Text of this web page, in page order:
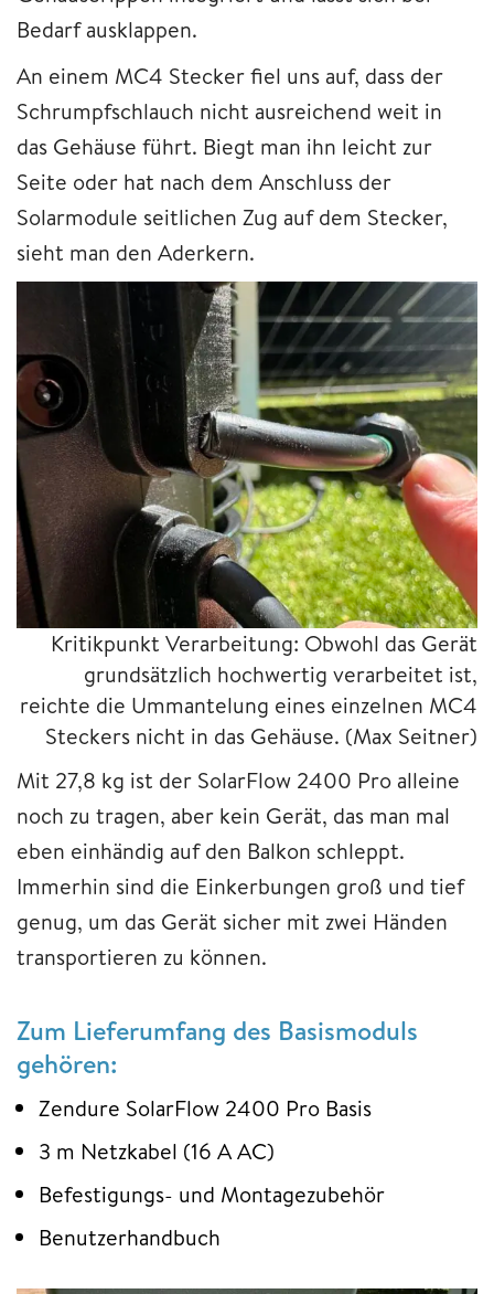
Bedarf ausklappen.
An einem MC4 Stecker fiel uns auf, dass der
Schrumpfschlauch nicht ausreichend weit in
das Gehäuse führt. Biegt man ihn leicht zur
Seite oder hat nach dem Anschluss der
Solarmodule seitlichen Zug auf dem Stecker,
sieht man den Aderkern.
Kritikpunkt Verarbeitung: Obwohl das Gerät
grundsätzlich hochwertig verarbeitet ist,
reichte die Ummantelung eines einzelnen MC4
Steckers nicht in das Gehäuse. (Max Seitner)
Mit 27,8 kg ist der SolarFlow 2400 Pro alleine
noch zu tragen, aber kein Gerät, das man mal
eben einhändig auf den Balkon schleppt.
Immerhin sind die Einkerbungen groß und tief
genug, um das Gerät sicher mit zwei Händen
transportieren zu können.
Zum Lieferumfang des Basismoduls
gehören:
Zendure SolarFlow 2400 Pro Basis
3 m Netzkabel (16 A AC)
Befestigungs- und Montagezubehör
Benutzerhandbuch